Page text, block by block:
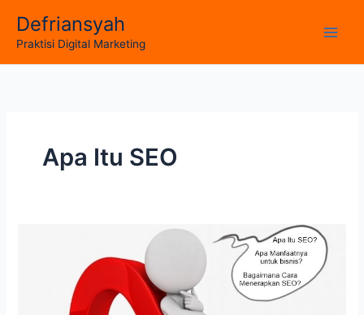
content
Defriansyah
Praktisi Digital Marketing
Apa Itu SEO